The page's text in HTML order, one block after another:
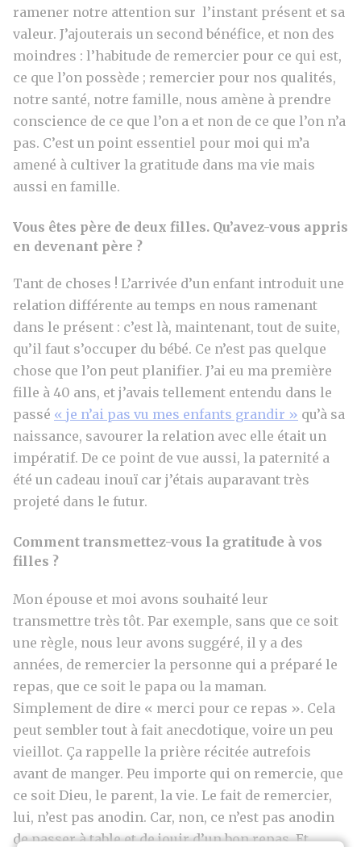
ramener notre attention sur l’instant présent et sa
valeur. J’ajouterais un second bénéfice, et non des
moindres : l’habitude de remercier pour ce qui est,
ce que l’on possède ; remercier pour nos qualités,
notre santé, notre famille, nous amène à prendre
conscience de ce que l’on a et non de ce que l’on n’a
pas. C’est un point essentiel pour moi qui m’a
amené à cultiver la gratitude dans ma vie mais
aussi en famille.
Vous êtes père de deux filles. Qu’avez-vous appris
en devenant père ?
Tant de choses ! L’arrivée d’un enfant introduit une
relation différente au temps en nous ramenant
dans le présent : c’est là, maintenant, tout de suite,
qu’il faut s’occuper du bébé. Ce n’est pas quelque
chose que l’on peut planifier. J’ai eu ma première
fille à 40 ans, et j’avais tellement entendu dans le
passé « je n’ai pas vu mes enfants grandir » qu’à sa
naissance, savourer la relation avec elle était un
impératif. De ce point de vue aussi, la paternité a
été un cadeau inouï car j’étais auparavant très
projeté dans le futur.
Comment transmettez-vous la gratitude à vos
filles ?
Mon épouse et moi avons souhaité leur
transmettre très tôt. Par exemple, sans que ce soit
une règle, nous leur avons suggéré, il y a des
années, de remercier la personne qui a préparé le
repas, que ce soit le papa ou la maman.
Simplement de dire « merci pour ce repas ». Cela
peut sembler tout à fait anecdotique, voire un peu
vieillot. Ça rappelle la prière récitée autrefois
avant de manger. Peu importe qui on remercie, que
ce soit Dieu, le parent, la vie. Le fait de remercier,
lui, n’est pas anodin. Car, non, ce n’est pas anodin
de passer à table et de jouir d’un bon repas. Et